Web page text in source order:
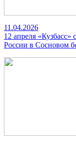
11.04.2026
12 апреля
России в Сосновом